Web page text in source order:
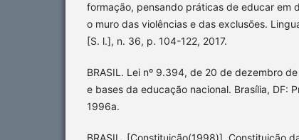
formação, pensando práticas de educar em
o muro das violências e das exclusões.
[S. l.], n. 36, p. 104-122, 2017.
BRASIL. Lei nº 9.394, de 20 de dezembro
e bases da educação nacional. Brasília, DF:
1996a.